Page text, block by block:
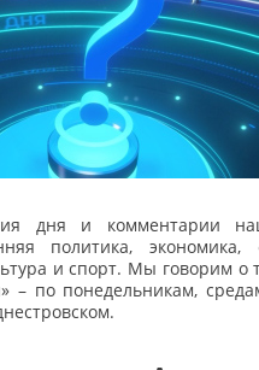
дня и комментарии
политика, экономика,
и спорт. Мы говорим о
– по понедельникам,